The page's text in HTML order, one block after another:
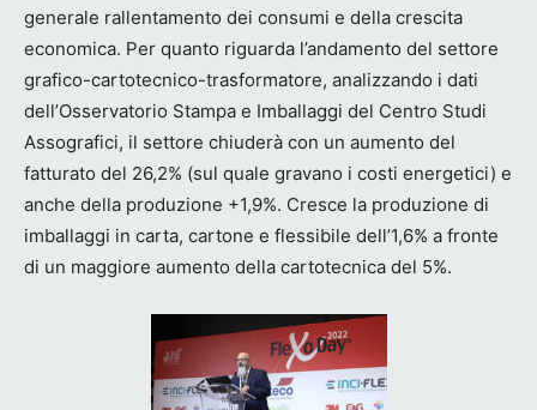
generale rallentamento dei consumi e della crescita
economica. Per quanto riguarda l’andamento del settore
grafico-cartotecnico-trasformatore, analizzando i dati
dell’Osservatorio Stampa e Imballaggi del Centro Studi
Assografici, il settore chiuderà con un aumento del
fatturato del 26,2% (sul quale gravano i costi energetici) e
anche della produzione +1,9%. Cresce la produzione di
imballaggi in carta, cartone e flessibile dell’1,6% a fronte
di un maggiore aumento della cartotecnica del 5%.